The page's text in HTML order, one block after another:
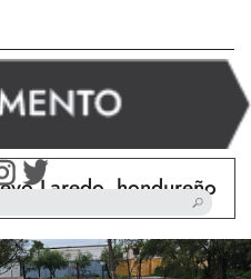
hondureño muere